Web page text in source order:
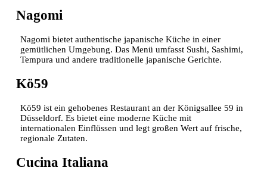
Nagomi
Nagomi bietet authentische japanische Küche in einer
gemütlichen Umgebung. Das Menü umfasst Sushi, Sashimi,
Tempura und andere traditionelle japanische Gerichte.
Kö59
Kö59 ist ein gehobenes Restaurant an der Königsallee 59 in
Düsseldorf. Es bietet eine moderne Küche mit
internationalen Einflüssen und legt großen Wert auf frische,
regionale Zutaten.
Cucina Italiana